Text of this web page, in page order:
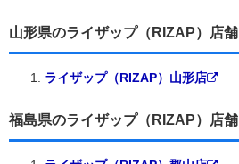
山形県のライザップ（RIZAP）店舗
ライザップ（RIZAP）山形店
福島県のライザップ（RIZAP）店舗